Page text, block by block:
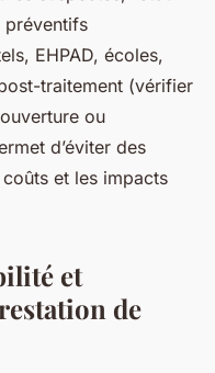
préventifs
EHPAD, écoles,
traitement (vérifier
ou
d’éviter des
et les impacts
et
de